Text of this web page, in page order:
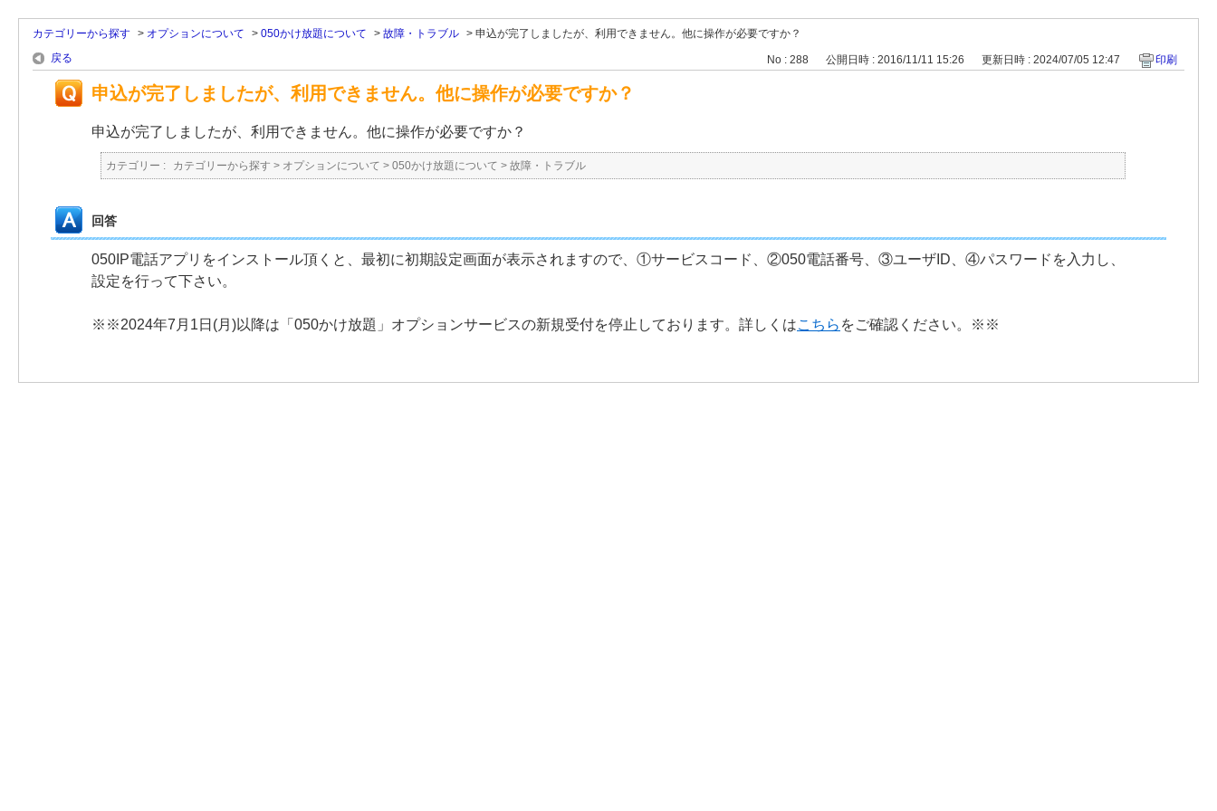
カテゴリーから探す > オプションについて > 050かけ放題について > 故障・トラブル > 申込が完了しましたが、利用できません。他に操作が必要ですか？
戻る
No : 288 公開日時 : 2016/11/11 15:26 更新日時 : 2024/07/05 12:47 印刷
申込が完了しましたが、利用できません。他に操作が必要ですか？
申込が完了しましたが、利用できません。他に操作が必要ですか？
カテゴリー : カテゴリーから探す > オプションについて > 050かけ放題について > 故障・トラブル
回答
050IP電話アプリをインストール頂くと、最初に初期設定画面が表示されますので、①サービスコード、②050電話番号、③ユーザID、④パスワードを入力し、
設定を行って下さい。
※※2024年7月1日(月)以降は「050かけ放題」オプションサービスの新規受付を停止しております。詳しくはこちら をご確認ください。※※